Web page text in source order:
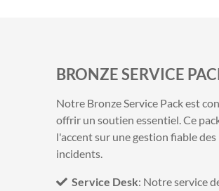
BRONZE SERVICE
Notre Bronze Service Pack est
offrir un soutien essentiel. Ce
l'accent sur une gestion fiable des
incidents.
Service Desk: Notre service